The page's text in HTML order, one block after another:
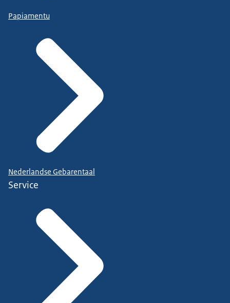
Papiamentu
Nederlandse Gebarentaal
Service